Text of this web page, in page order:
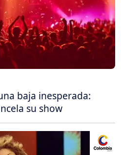
baja inesperada:
su show